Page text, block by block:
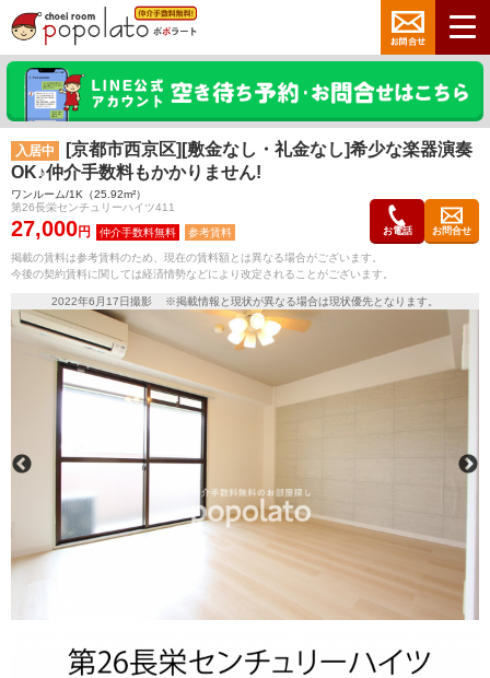
入居中
[京都市西京区][敷金なし・礼金なし]希少な楽器演奏
OK♪仲介手数料もかかりません!
ワンルーム/1K（25.92m²）
第26長栄センチュリーハイツ411
27,000円 参考賃料 お電話 お問合せ
掲載の賃料は参考賃料のため、現在の賃料額とは異なる場合がございます。
今後の契約賃料に関しては経済情勢などにより改定されることがございます。
2022年6月17日撮影 ※掲載情報と現状が異なる場合は現状優先となります。